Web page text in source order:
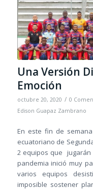
Una Versión
Emoción
octubre 20, 2020 / 0
Edison Guapaz Zambrano
En este fin de
ecuatoriano de
2 equipos que jugarán
pandemia inició muy
varios equipos
imposible sostener